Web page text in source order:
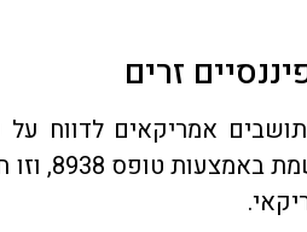
זרים
אמריקאים לדווח על
מחוץ